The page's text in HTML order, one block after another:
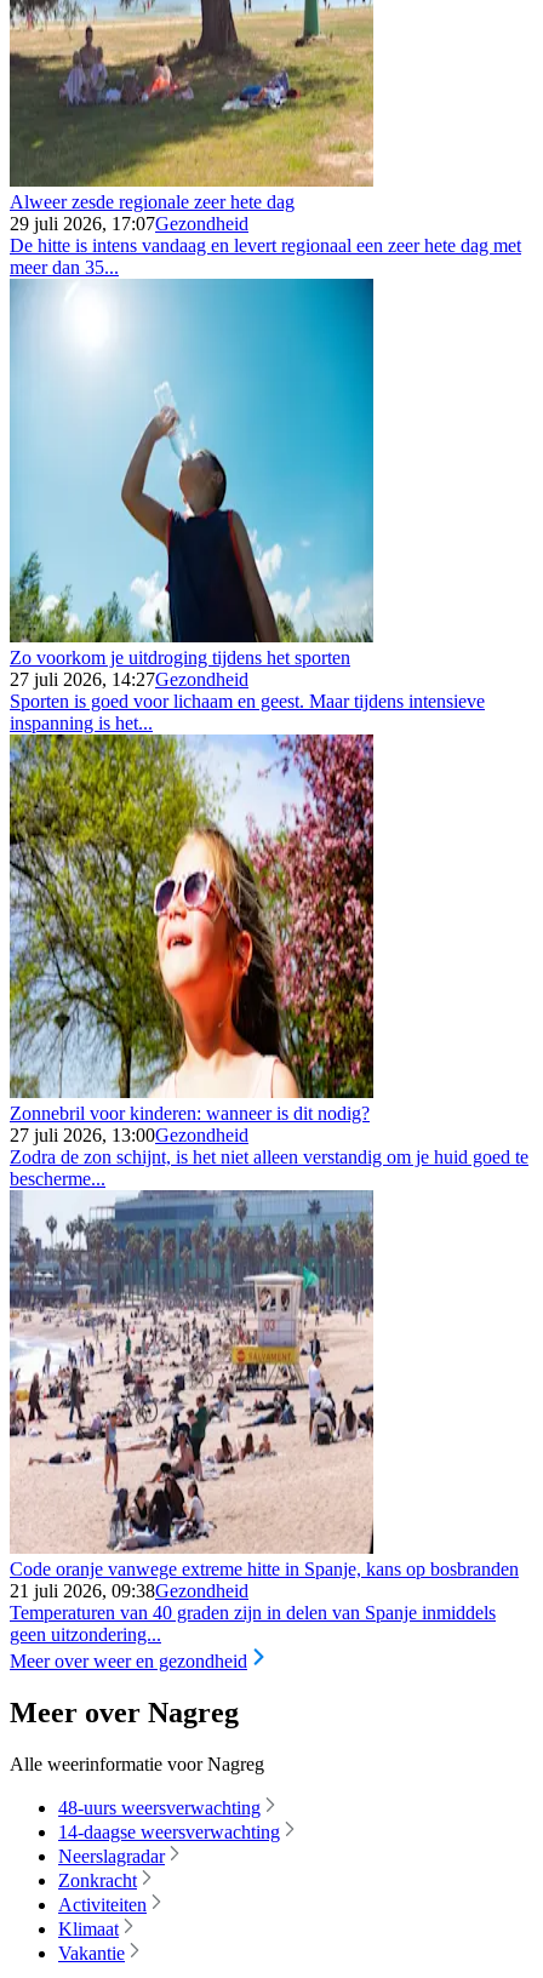
Alweer zesde regionale zeer hete dag
29 juli 2026, 17:07Gezondheid
De hitte is intens vandaag en levert regionaal een zeer hete dag met
meer dan 35...
Zo voorkom je uitdroging tijdens het sporten
27 juli 2026, 14:27Gezondheid
Sporten is goed voor lichaam en geest. Maar tijdens intensieve
inspanning is het...
Zonnebril voor kinderen: wanneer is dit nodig?
27 juli 2026, 13:00Gezondheid
Zodra de zon schijnt, is het niet alleen verstandig om je huid goed te
bescherme...
Code oranje vanwege extreme hitte in Spanje, kans op bosbranden
21 juli 2026, 09:38Gezondheid
Temperaturen van 40 graden zijn in delen van Spanje inmiddels
geen uitzondering...
Meer over weer en gezondheid
Meer over Nagreg
Alle weerinformatie voor Nagreg
48-uurs weersverwachting
14-daagse weersverwachting
Neerslagradar
Zonkracht
Activiteiten
Klimaat
Vakantie